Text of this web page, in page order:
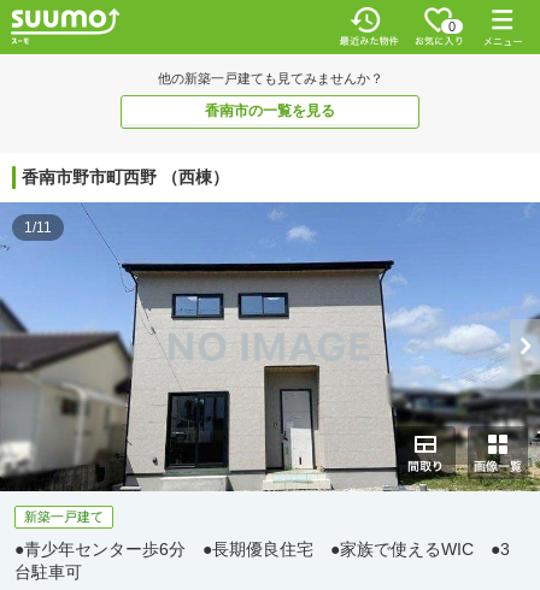
0
他の新築一戸建ても見てみませんか？
香南市の一覧を見る
香南市野市町西野 （西棟）
1/11
新築一戸建て
●青少年センター歩6分 ●長期優良住宅 ●家族で使えるWIC ●3
台駐車可